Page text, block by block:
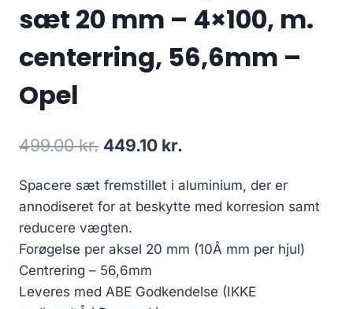
sæt 20 mm – 4×100, m.
centerring, 56,6mm –
Opel
499.00kr. Den
pris
var:
499.00 kr..
449.10 kr.
449.10 kr..
Spacere sæt fremstillet i aluminium, der er
annodiseret for at beskytte med korresion samt
reducere vægten.
Forøgelse per aksel 20 mm (10Â mm per hjul)
Centrering – 56,6mm
Leveres med ABE Godkendelse (IKKE